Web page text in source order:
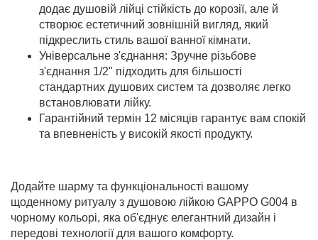
додає душовій лійці стійкість до корозії, але й
створює естетичний зовнішній вигляд, який
підкреслить стиль вашої ванної кімнати.
Універсальне з'єднання: Зручне різьбове
з'єднання 1/2" підходить для більшості
стандартних душових систем та дозволяє легко
встановлювати лійку.
Гарантійний термін 12 місяців гарантує вам спокій
та впевненість у високій якості продукту.
Додайте шарму та функціональності вашому
щоденному ритуалу з душовою лійкою GAPPO G004 в
чорному кольорі, яка об'єднує елегантний дизайн і
передові технології для вашого комфорту.